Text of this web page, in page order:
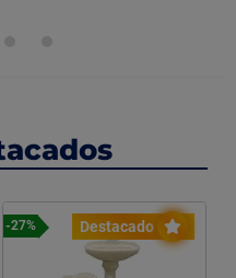
Destacado
-27%